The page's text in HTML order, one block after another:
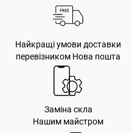
Найкращі умови доставки
перевізником Нова пошта
Заміна скла
Нашим майстром